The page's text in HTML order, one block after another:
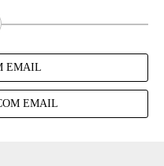
EMAIL
EMAIL